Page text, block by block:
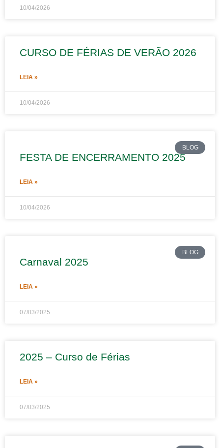
10/04/2026
CURSO DE FÉRIAS DE VERÃO 2026
LEIA »
10/04/2026
BLOG
FESTA DE ENCERRAMENTO 2025
LEIA »
10/04/2026
BLOG
Carnaval 2025
LEIA »
07/03/2025
2025 – Curso de Férias
LEIA »
07/03/2025